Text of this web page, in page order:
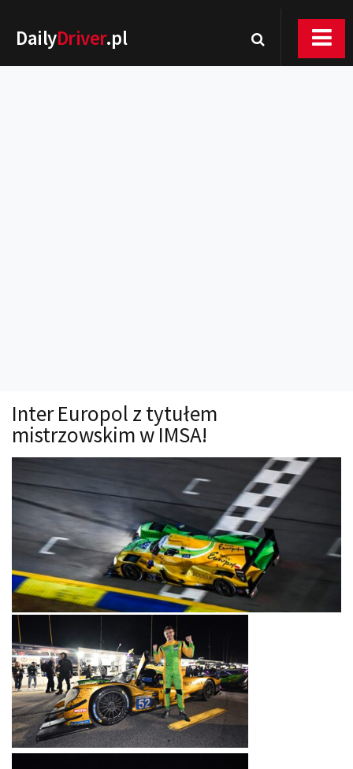
DailyDriver.pl
Technika jazdy
Oświetlenie
Przelicznik mocy
Auto z niemiec
Galerie
Inter Europol z tytułem
mistrzowskim w IMSA!